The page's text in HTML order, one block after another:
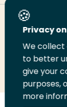
Deel deze
Deel
LinkedIn
Deel
op
Privacy
We collect
to better
give your
purposes,
more